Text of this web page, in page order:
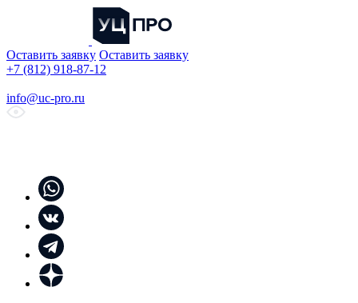
Оставить заявку Оставить заявку
+7 (812) 918-87-12
info@uc-pro.ru